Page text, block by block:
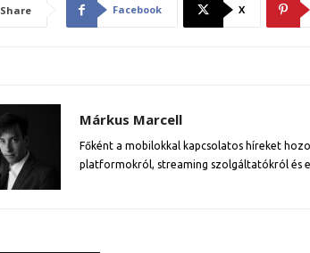
Share Facebook X
Márkus Marcell
Főként a mobilokkal kapcsolatos híreket
platformokról, streaming szolgáltatókról és